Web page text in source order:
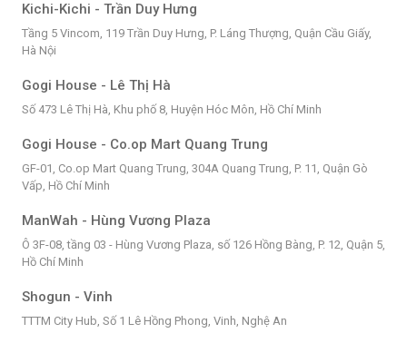
Kichi-Kichi - Trần Duy Hưng
Tầng 5 Vincom, 119 Trần Duy Hưng, P. Láng Thượng, Quận Cầu Giấy,
Hà Nội
Gogi House - Lê Thị Hà
Số 473 Lê Thị Hà, Khu phố 8, Huyện Hóc Môn, Hồ Chí Minh
Gogi House - Co.op Mart Quang Trung
GF-01, Co.op Mart Quang Trung, 304A Quang Trung, P. 11, Quận Gò
Vấp, Hồ Chí Minh
ManWah - Hùng Vương Plaza
Ô 3F-08, tầng 03 - Hùng Vương Plaza, số 126 Hồng Bàng, P. 12, Quận 5,
Hồ Chí Minh
Shogun - Vinh
TTTM City Hub, Số 1 Lê Hồng Phong, Vinh, Nghệ An